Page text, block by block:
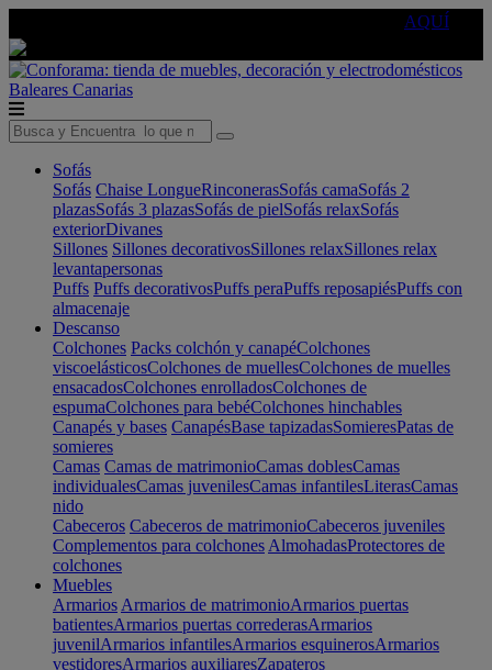
AQUÍ
Baleares Canarias
Sofás
Sofás Chaise LongueRinconerasSofás camaSofás 2
plazasSofás 3 plazasSofás de pielSofás relaxSofás
exteriorDivanes
Sillones Sillones decorativosSillones relaxSillones relax
levantapersonas
Puffs Puffs decorativosPuffs peraPuffs reposapiésPuffs con
almacenaje
Descanso
Colchones Packs colchón y canapéColchones
viscoelásticosColchones de muellesColchones de muelles
ensacadosColchones enrolladosColchones de
espumaColchones para bebéColchones hinchables
Canapés y bases CanapésBase tapizadasSomieresPatas de
somieres
Camas Camas de matrimonioCamas doblesCamas
individualesCamas juvenilesCamas infantilesLiterasCamas
nido
Cabeceros Cabeceros de matrimonioCabeceros juveniles
Complementos para colchones AlmohadasProtectores de
colchones
Muebles
Armarios Armarios de matrimonioArmarios puertas
batientesArmarios puertas correderasArmarios
juvenilArmarios infantilesArmarios esquinerosArmarios
vestidoresArmarios auxiliaresZapateros